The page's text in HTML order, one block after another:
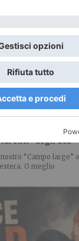
degli Usa
nostro “Campo
O meglio